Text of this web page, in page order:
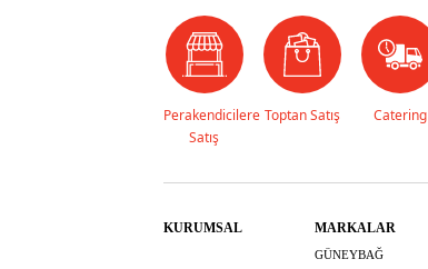
Perakendicilere
Satış
Toptan Satış Catering
KURUMSAL MARKALAR
GÜNEYBAĞ